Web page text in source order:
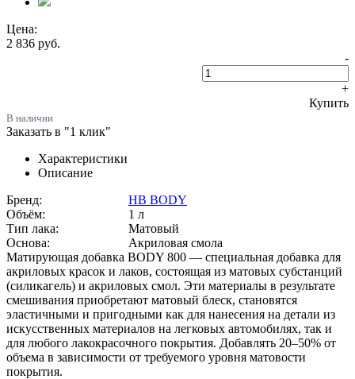
Цена:
2 836 руб.
-
+
Купить
В наличии
Заказать в "1 клик"
Характеристики
Описание
Бренд:
HB BODY
Объём:
1 л
Тип лака:
Матовый
Основа:
Акриловая смола
Матирующая добавка BODY 800 — специальная добавка для
акриловых красок и лаков, состоящая из матовых субстанций
(силикагель) и акриловых смол. Эти материалы в результате
смешивания приобретают матовый блеск, становятся
эластичными и пригодными как для нанесения на детали из
искусственных материалов на легковых автомобилях, так и
для любого лакокрасочного покрытия. Добавлять 20–50% от
объема в зависимости от требуемого уровня матовости
покрытия.